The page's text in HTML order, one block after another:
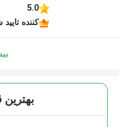
5.0
کننده